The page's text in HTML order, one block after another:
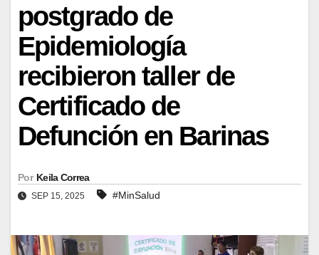
postgrado de
Epidemiología
recibieron taller de
Certificado de
Defunción en Barinas
Por Keila Correa
SEP 15, 2025 #MinSalud